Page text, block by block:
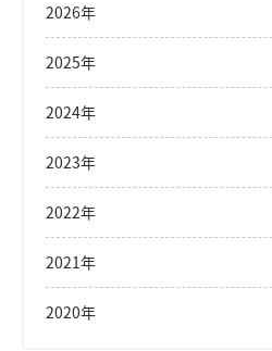
2026年
2025年
2024年
2023年
2022年
2021年
2020年